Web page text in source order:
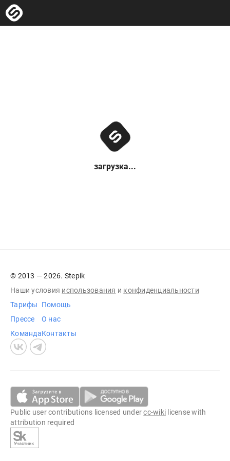
загрузка...
© 2013 — 2026. Stepik
Наши условия использования и конфиденциальности
Тарифы
Прессе
Команда
Помощь
О нас
Контакты
Public user contributions licensed undercc-wiki license with
attribution required